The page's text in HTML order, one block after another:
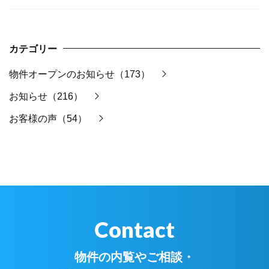
カテゴリー
物件オープンのお知らせ（173）
お知らせ（216）
お客様の声（54）
Contact
物件の内覧やご相談・